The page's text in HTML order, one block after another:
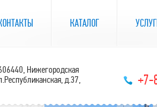
КАТАЛОГ
Нижегородская
д.37,
+7-